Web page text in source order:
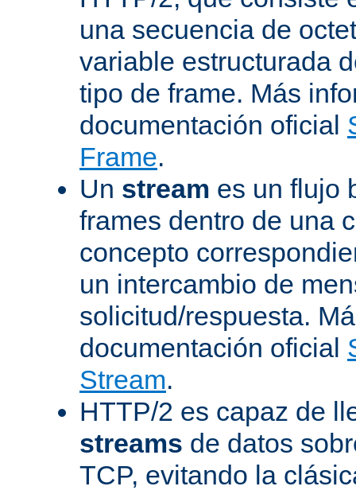
una secuencia de
variable estructurada
tipo de frame. Más
documentación oficial
Frame.
Un stream es un flujo
frames dentro de una
concepto
un intercambio de
solicitud/respuesta.
documentación oficial
Stream.
HTTP/2 es capaz de
streams de datos
TCP, evitando la